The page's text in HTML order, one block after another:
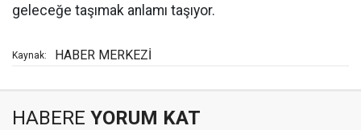
geleceğe taşımak anlamı taşıyor.
Kaynak: HABER MERKEZİ
HABERE YORUM KAT